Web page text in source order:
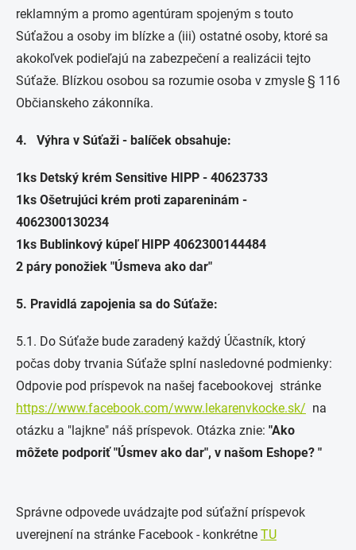
reklamným a promo agentúram spojeným s touto
Súťažou a osoby im blízke a (iii) ostatné osoby, ktoré sa
akokoľvek podieľajú na zabezpečení a realizácii tejto
Súťaže. Blízkou osobou sa rozumie osoba v zmysle § 116
Občianskeho zákonníka.
4. Výhra v Súťaži - balíček obsahuje:
1ks Detský krém Sensitive HIPP - 40623733
1ks Ošetrujúci krém proti zapareninám -
4062300130234
1ks Bublinkový kúpeľ HIPP 4062300144484
2 páry ponožiek "Úsmeva ako dar"
5. Pravidlá zapojenia sa do Súťaže:
5.1. Do Súťaže bude zaradený každý Účastník, ktorý
počas doby trvania Súťaže splní nasledovné podmienky:
Odpovie pod príspevok na našej facebookovej stránke
https://www.facebook.com/www.lekarenvkocke.sk/ na
otázku a "lajkne" náš príspevok. Otázka znie: "Ako
môžete podporiť "Úsmev ako dar", v našom Eshope? "
Správne odpovede uvádzajte pod súťažní príspevok
uverejnení na stránke Facebook - konkrétne TU